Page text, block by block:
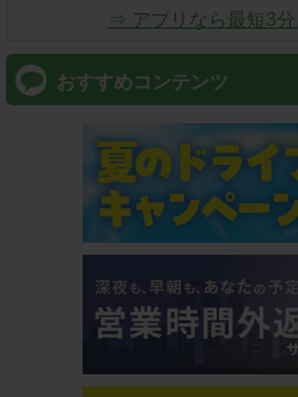
⇒ アプリなら最短3分
おすすめコンテンツ